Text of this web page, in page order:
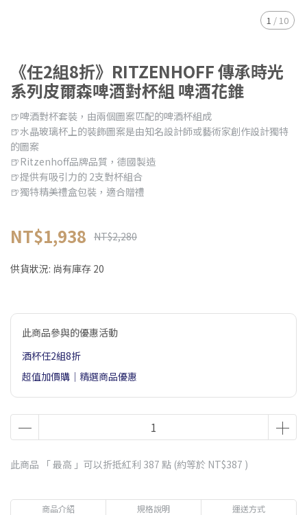
1 / 10
《任2組8折》RITZENHOFF 傳承時光
系列皮爾森啤酒對杯組 啤酒花錐
🍺啤酒對杯套裝，由兩個圖案匹配的啤酒杯組成
🍺水晶玻璃杯上的裝飾圖案是由知名設計師或藝術家創作設計獨特
的圖案
🍺Ritzenhoff品牌品質，德國製造
🍺提供有吸引力的 2支對杯組合
🍺獨特精美禮盒包裝，適合贈禮
NT$1,938 NT$2,280
供貨狀況: 尚有庫存 20
此商品參與的優惠活動
酒杯任2組8折
超值加價購｜精選商品優惠
此商品 「 最高 」可以折抵紅利 387 點 (約等於 NT$387 )
商品介紹 規格說明 運送方式